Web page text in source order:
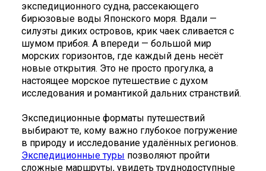
экспедиционного судна, рассекающего
бирюзовые воды Японского моря. Вдали —
силуэты диких островов, крик чаек сливается с
шумом прибоя. А впереди — большой мир
морских горизонтов, где каждый день несёт
новые открытия. Это не просто прогулка, а
настоящее морское путешествие с духом
исследования и романтикой дальних странствий.
Экспедиционные форматы путешествий
выбирают те, кому важно глубокое погружение
в природу и исследование удалённых регионов.
Экспедиционные туры позволяют пройти
сложные маршруты, увидеть труднодоступные